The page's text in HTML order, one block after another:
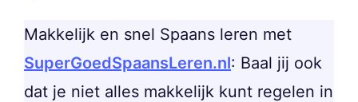
Makkelijk en snel Spaans leren met
SuperGoedSpaansLeren.nl: Baal jij ook
dat je niet alles makkelijk kunt regelen in